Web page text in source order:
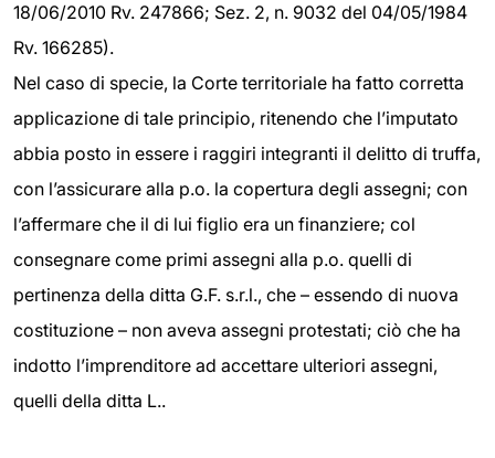
18/06/2010 Rv. 247866; Sez. 2, n. 9032 del 04/05/1984
Rv. 166285).
Nel caso di specie, la Corte territoriale ha fatto corretta
applicazione di tale principio, ritenendo che l’imputato
abbia posto in essere i raggiri integranti il delitto di truffa,
con l’assicurare alla p.o. la copertura degli assegni; con
l’affermare che il di lui figlio era un finanziere; col
consegnare come primi assegni alla p.o. quelli di
pertinenza della ditta G.F. s.r.l., che – essendo di nuova
costituzione – non aveva assegni protestati; ciò che ha
indotto l’imprenditore ad accettare ulteriori assegni,
quelli della ditta L..